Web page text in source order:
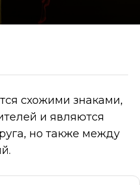
схожими знаками,
и являются
но также между